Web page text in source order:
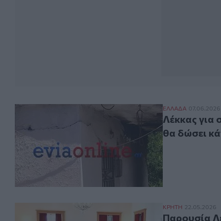
Λέκκας για
ΕΛΛAΔΑ 07.06.2026
Λέκκας για
θα δώσει
Παρουσία
ΚΡΗΤΗ 22.05.2026
Παρουσία